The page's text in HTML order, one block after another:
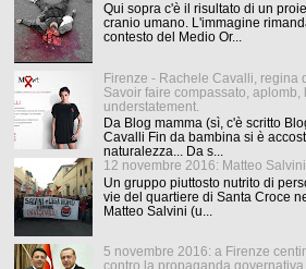
Qui sopra c'è il risultato di un
cranio umano. L'immagine
contesto del Medio Or...
Firenze - Rachele Cavalli, regina
Savoir faire compassato,
understatement.
Da Blog mamma (sì, c'è scritto
Cavalli Fin da bambina si è
naturalezza... Da s...
12 novembre 2016: Matteo
Un gruppo piuttosto nutrito di
vie del quartiere di Santa Croce
Matteo Salvini (u...
5 novembre 2016: a Firenze
contro la propaganda governativa